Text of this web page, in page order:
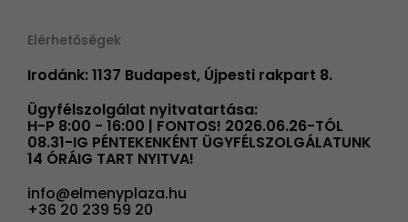
Elérhetőségek
Irodánk: 1137 Budapest, Újpesti rakpart 8.
Ügyfélszolgálat nyitvatartása:
H-P 8:00 - 16:00 | FONTOS! 2026.06.26-TÓL
08.31-IG PÉNTEKENKÉNT ÜGYFÉLSZOLGÁLATUNK
14 ÓRÁIG TART NYITVA!
info@elmenyplaza.hu
+36 20 239 59 20